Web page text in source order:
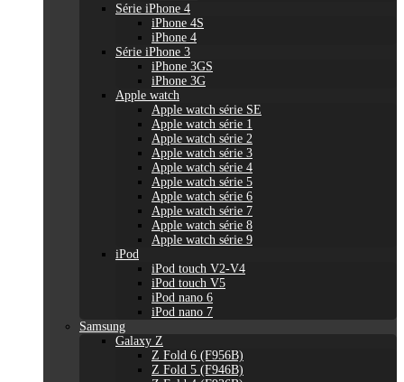
Série iPhone 4
iPhone 4S
iPhone 4
Série iPhone 3
iPhone 3GS
iPhone 3G
Apple watch
Apple watch série SE
Apple watch série 1
Apple watch série 2
Apple watch série 3
Apple watch série 4
Apple watch série 5
Apple watch série 6
Apple watch série 7
Apple watch série 8
Apple watch série 9
iPod
iPod touch V2-V4
iPod touch V5
iPod nano 6
iPod nano 7
Samsung
Galaxy Z
Z Fold 6 (F956B)
Z Fold 5 (F946B)